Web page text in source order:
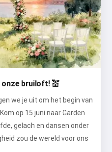
bruiloft! 💒
we je uit om het begin van
op 15 juni naar Garden
gelach en dansen onder
zou de wereld voor ons